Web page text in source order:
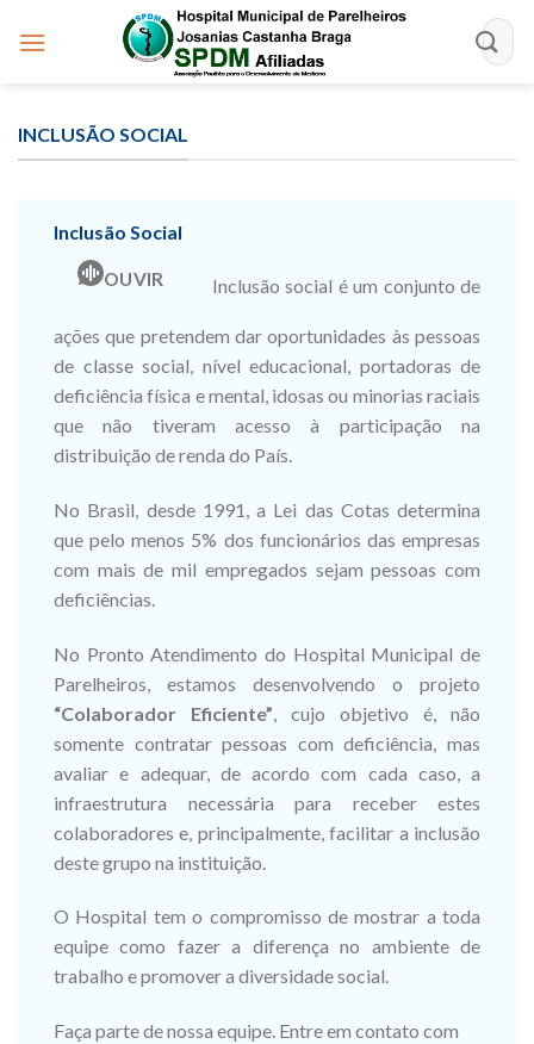
INCLUSÃO SOCIAL
Inclusão Social
OUVIR Inclusão social é um conjunto de
ações que pretendem dar oportunidades às pessoas
de classe social, nível educacional, portadoras de
deficiência física e mental, idosas ou minorias raciais
que não tiveram acesso à participação na
distribuição de renda do País.
No Brasil, desde 1991, a Lei das Cotas determina
que pelo menos 5% dos funcionários das empresas
com mais de mil empregados sejam pessoas com
deficiências.
No Pronto Atendimento do Hospital Municipal de
Parelheiros, estamos desenvolvendo o projeto
“Colaborador Eficiente” , cujo objetivo é, não
somente contratar pessoas com deficiência, mas
avaliar e adequar, de acordo com cada caso, a
infraestrutura necessária para receber estes
colaboradores e, principalmente, facilitar a inclusão
deste grupo na instituição.
O Hospital tem o compromisso de mostrar a toda
equipe como fazer a diferença no ambiente de
trabalho e promover a diversidade social.
Faça parte de nossa equipe. Entre em contato com